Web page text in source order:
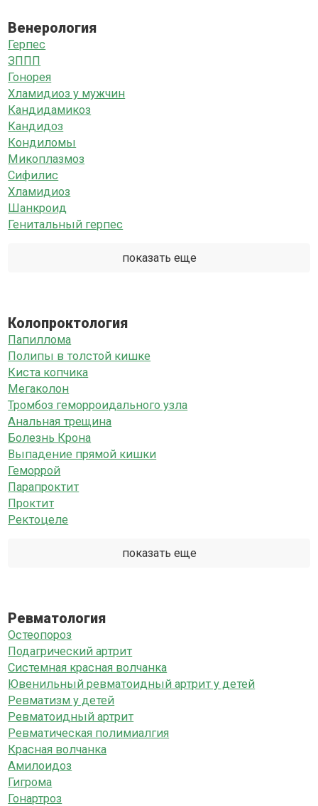
Венерология
Герпес
ЗППП
Гонорея
Хламидиоз у мужчин
Кандидамикоз
Кандидоз
Кондиломы
Микоплазмоз
Сифилис
Хламидиоз
Шанкроид
Генитальный герпес
показать еще
Колопроктология
Папиллома
Полипы в толстой кишке
Киста копчика
Мегаколон
Тромбоз геморроидального узла
Анальная трещина
Болезнь Крона
Выпадение прямой кишки
Геморрой
Парапроктит
Проктит
Ректоцеле
показать еще
Ревматология
Остеопороз
Подагрический артрит
Системная красная волчанка
Ювенильный ревматоидный артрит у детей
Ревматизм у детей
Ревматоидный артрит
Ревматическая полимиалгия
Красная волчанка
Амилоидоз
Гигрома
Гонартроз